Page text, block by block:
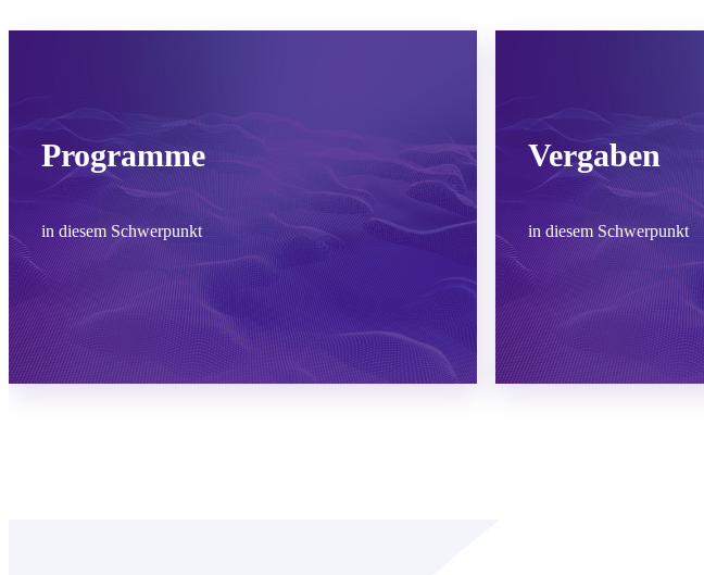
Programme
in diesem Schwerpunkt
Vergaben
in diesem Schwerpunkt